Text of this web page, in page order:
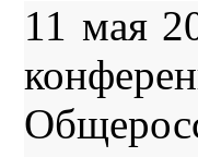
11 мая